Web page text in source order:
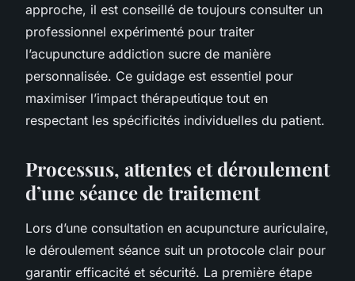
approche, il est conseillé de toujours consulter un
professionnel expérimenté pour traiter
l’acupuncture addiction sucre de manière
personnalisée. Ce guidage est essentiel pour
maximiser l’impact thérapeutique tout en
respectant les spécificités individuelles du patient.
Processus, attentes et déroulement
d’une séance de traitement
Lors d’une consultation en acupuncture auriculaire,
le déroulement séance suit un protocole clair pour
garantir efficacité et sécurité. La première étape